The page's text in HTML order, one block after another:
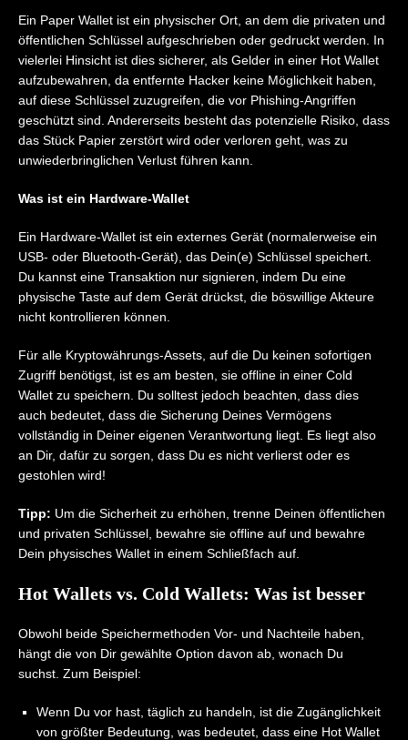
Ein Paper Wallet ist ein physischer Ort, an dem die privaten und
öffentlichen Schlüssel aufgeschrieben oder gedruckt werden. In
vielerlei Hinsicht ist dies sicherer, als Gelder in einer Hot Wallet
aufzubewahren, da entfernte Hacker keine Möglichkeit haben,
auf diese Schlüssel zuzugreifen, die vor Phishing-Angriffen
geschützt sind. Andererseits besteht das potenzielle Risiko, dass
das Stück Papier zerstört wird oder verloren geht, was zu
unwiederbringlichen Verlust führen kann.
Was ist ein Hardware-Wallet
Ein Hardware-Wallet ist ein externes Gerät (normalerweise ein
USB- oder Bluetooth-Gerät), das Dein(e) Schlüssel speichert.
Du kannst eine Transaktion nur signieren, indem Du eine
physische Taste auf dem Gerät drückst, die böswillige Akteure
nicht kontrollieren können.
Für alle Kryptowährungs-Assets, auf die Du keinen sofortigen
Zugriff benötigst, ist es am besten, sie offline in einer Cold
Wallet zu speichern. Du solltest jedoch beachten, dass dies
auch bedeutet, dass die Sicherung Deines Vermögens
vollständig in Deiner eigenen Verantwortung liegt. Es liegt also
an Dir, dafür zu sorgen, dass Du es nicht verlierst oder es
gestohlen wird!
Tipp: Um die Sicherheit zu erhöhen, trenne Deinen öffentlichen
und privaten Schlüssel, bewahre sie offline auf und bewahre
Dein physisches Wallet in einem Schließfach auf.
Hot Wallets vs. Cold Wallets: Was ist besser
Obwohl beide Speichermethoden Vor- und Nachteile haben,
hängt die von Dir gewählte Option davon ab, wonach Du
suchst. Zum Beispiel:
Wenn Du vor hast, täglich zu handeln, ist die Zugänglichkeit
von größter Bedeutung, was bedeutet, dass eine Hot Wallet